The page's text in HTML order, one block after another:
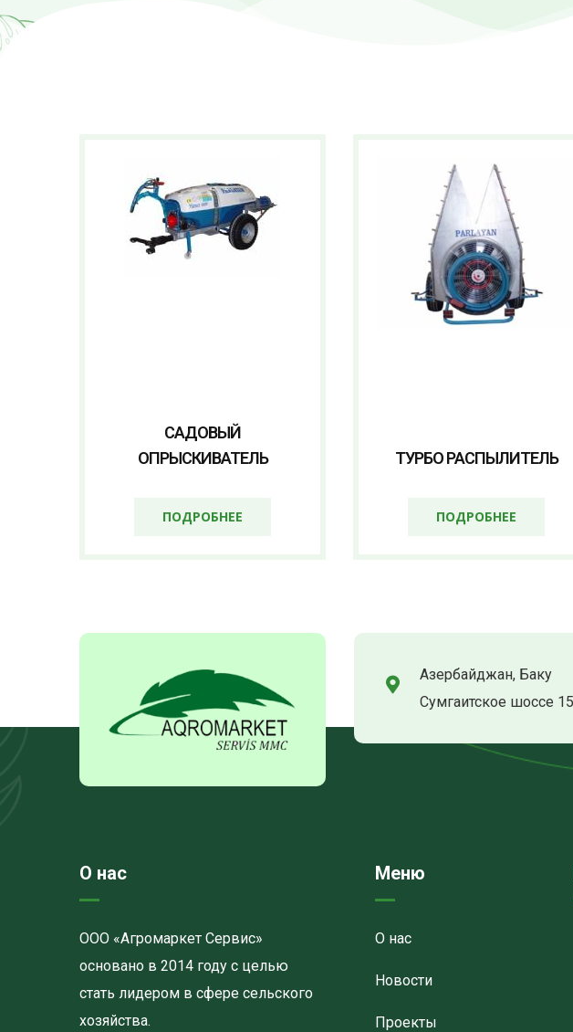
САДОВЫЙ
ОПРЫСКИВАТЕЛЬ
ПОДРОБНЕЕ
ТУРБО РАСПЫЛИТЕЛЬ
ПОДРОБНЕЕ
Азербайджан, Баку
Сумгаитское шоссе
О нас
ООО «Агромаркет Сервис»
основано в 2014 году с целью
стать лидером в сфере сельского
хозяйства.
Меню
О нас
Новости
Проекты